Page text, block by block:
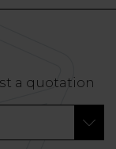
a quotation